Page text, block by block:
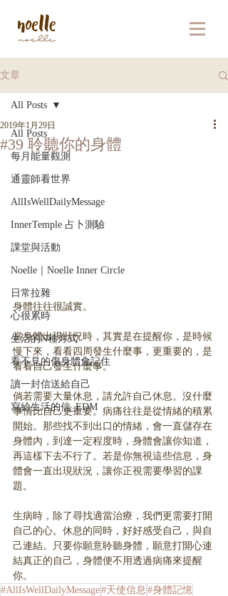
文章
All Posts
每月能量觀測
通靈師看世界
AllIsWellDailyMessage
InnerTemple 占卜測驗
課堂與活動
Noelle｜Noelle Inner Circle
日常拉雜
心很累時
生活的N種方式
看不見的傷身體會記住
讀一封信送給自己
寫給生活的信_EDM
All Posts
#39 聆聽你的身體
2019年1月29日
身體往往很誠實。
當身體出現狀況時，其實是在提醒你，是時候
慢下來，看看四周發生什麼事，更重要的，是
看看自己發生什麼事。
倘若需要大量休息，請允許自己休息。沒什麼
事情比自己更重要。病痛往往是從情緒的積累
開始。那些找不到出口的情緒，會一直儲存在
身體內，到達一定程度時，身體會讓你知道，
再這樣下去不行了。若是你無視這些信息，身
體會一直出現狀況，讓你正視需要學習的課
題。
生病時，除了尋找適當治療，我們更需要打開
自己的心。休息的同時，好好感受自己，與自
己連結。只要你願意聆聽身體，願意打開心連
結真正的自己，身體便不用透過病痛來提醒
你。
#AllIsWellDailyMessage#天使信息 #身體記憶